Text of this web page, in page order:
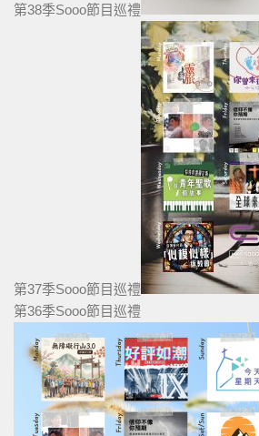
第38季Sooo節目巡禮
第37季Sooo節目巡禮
第36季Sooo節目巡禮